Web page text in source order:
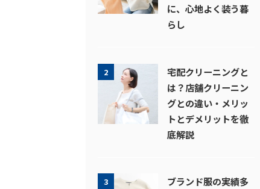
に、心地よく装う暮
らし
2
宅配クリーニングと
は？店舗クリーニン
グとの違い・メリッ
トとデメリットを徹
底解説
3
ブランド服の実績多